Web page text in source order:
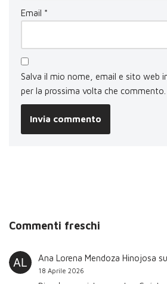
Email *
Salva il mio nome, email e sito web
per la prossima volta che commento.
Commenti freschi
Ana Lorena Mendoza Hinojosa su
18 Aprile 2026